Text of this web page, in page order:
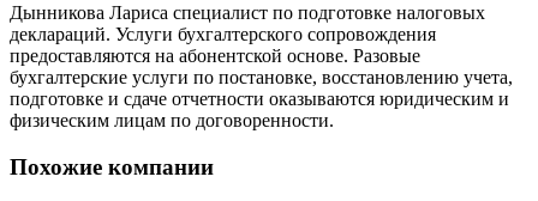
Дынникова Лариса специалист по подготовке налоговых
деклараций. Услуги бухгалтерского сопровождения
предоставляются на абонентской основе. Разовые
бухгалтерские услуги по постановке, восстановлению учета,
подготовке и сдаче отчетности оказываются юридическим и
физическим лицам по договоренности.
Похожие компании